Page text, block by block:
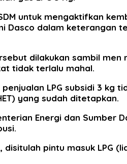
untuk mengaktifkan
Dasco dalam keterangan
dilakukan sambil
tidak terlalu mahal.
LPG subsidi 3 kg
yang sudah ditetapkan.
Energi dan Sumber
pintu masuk LPG